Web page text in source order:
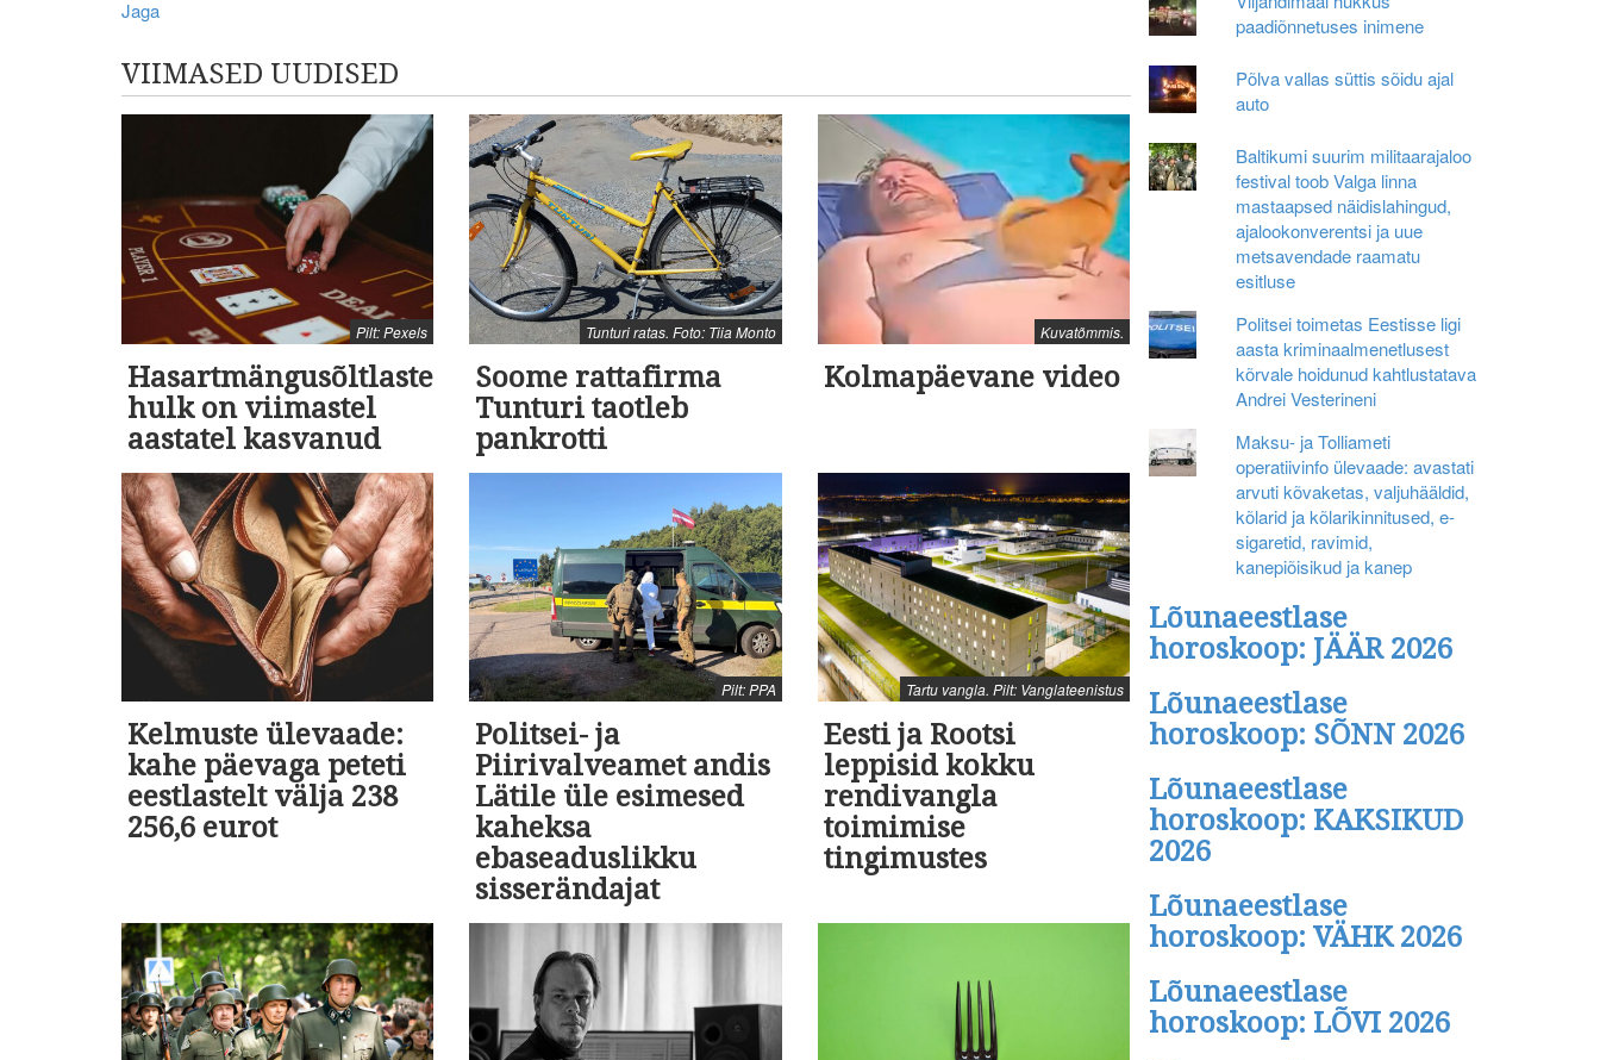
Jaga
VIIMASED UUDISED
Pilt: Pexels
Hasartmängusõltlaste
hulk on viimastel
aastatel kasvanud
Tunturi ratas. Foto: Tiia Monto
Soome rattafirma
Tunturi taotleb
pankrotti
Kuvatõmmis.
Kolmapäevane video
Kelmuste ülevaade:
kahe päevaga peteti
eestlastelt välja 238
256,6 eurot
Pilt: PPA
Politsei- ja
Piirivalveamet andis
Lätile üle esimesed
kaheksa
ebaseaduslikku
sisserändajat
Tartu vangla. Pilt: Vanglateenistus
Eesti ja Rootsi
leppisid kokku
rendivangla
toimimise
tingimustes
paadiõnnetuses inimene
Põlva vallas süttis sõidu ajal
auto
Baltikumi suurim militaarajaloo
festival toob Valga linna
mastaapsed näidislahingud,
ajalookonverentsi ja uue
metsavendade raamatu
esitluse
Politsei toimetas Eestisse ligi
aasta kriminaalmenetlusest
kõrvale hoidunud kahtlustatava
Andrei Vesterineni
Maksu- ja Tolliameti
operatiivinfo ülevaade: avastati
arvuti kõvaketas, valjuhääldid,
kõlarid ja kõlarikinnitused, e-
sigaretid, ravimid,
kanepiõisikud ja kanep
Lõunaeestlase
horoskoop: JÄÄR 2026
Lõunaeestlase
horoskoop: SÕNN 2026
Lõunaeestlase
horoskoop: KAKSIKUD
2026
Lõunaeestlase
horoskoop: VÄHK 2026
Lõunaeestlase
horoskoop: LÕVI 2026